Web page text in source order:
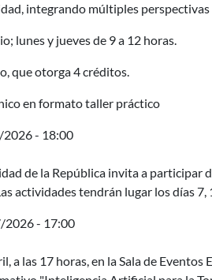
integrando múltiples
lunes y jueves de 9 a 12 horas.
que otorga 4 créditos.
en formato taller práctico
2026 - 18:00
internacional: El mundo en
de la República invita a
actividades tendrán lugar los días
2026 - 17:00
del programa formativo
a las 17 horas, en la Sala de